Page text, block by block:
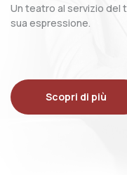
Un teatro al servizio del
sua espressione.
Scopri di più